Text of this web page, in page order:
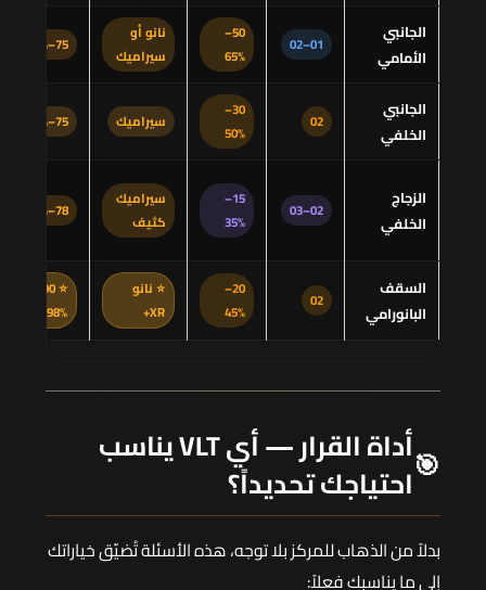
الجانبي
الأمامي
01–02
50–
65%
نانو أو
سيراميك
75–92%
الجانبي
الخلفي
02
30–
50%
سيراميك 75–90%
الزجاج
الخلفي
02–03
15–
35%
سيراميك
كثيف
78–93%
السقف
البانورامي
02
20–
45%
⭐ نانو
XR+
98%
🎯 أداة القرار — أي VLT يناسب
احتياجك تحديداً؟
بدلاً من الذهاب للمركز بلا توجه، هذه الأسئلة تُضيّق خياراتك
إلى ما يناسبك فعلاً: